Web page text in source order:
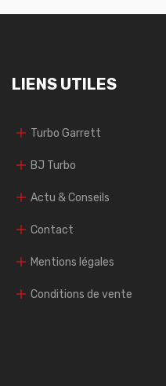
LIENS UTILES
Turbo Garrett
BJ Turbo
Actu & Conseils
Contact
Mentions légales
Conditions de vente